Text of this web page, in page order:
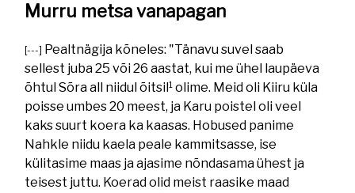
Murru metsa vanapagan
[---] Pealtnägija kõneles: "Tänavu suvel saab
sellest juba 25 või 26 aastat, kui me ühel laupäeva
õhtul Sõra all niidul õitsil1 olime. Meid oli Kiiru küla
poisse umbes 20 meest, ja Karu poistel oli veel
kaks suurt koera ka kaasas. Hobused panime
Nahkle niidu kaela peale kammitsasse, ise
külitasime maas ja ajasime nõndasama ühest ja
teisest juttu. Koerad olid meist raasike maad